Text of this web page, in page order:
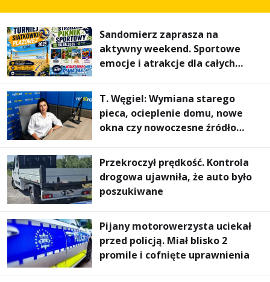
Sandomierz zaprasza na
aktywny weekend. Sportowe
emocje i atrakcje dla całych
T. Węgiel: Wymiana starego
pieca, ocieplenie domu, nowe
okna czy nowoczesne źródło
rachunki za energię, lepszy
komfort życia i... czystsze
powietrze
Przekroczył prędkość. Kontrola
drogowa ujawniła, że auto było
poszukiwane
Pijany motorowerzysta uciekał
przed policją. Miał blisko 2
promile i cofnięte uprawnienia